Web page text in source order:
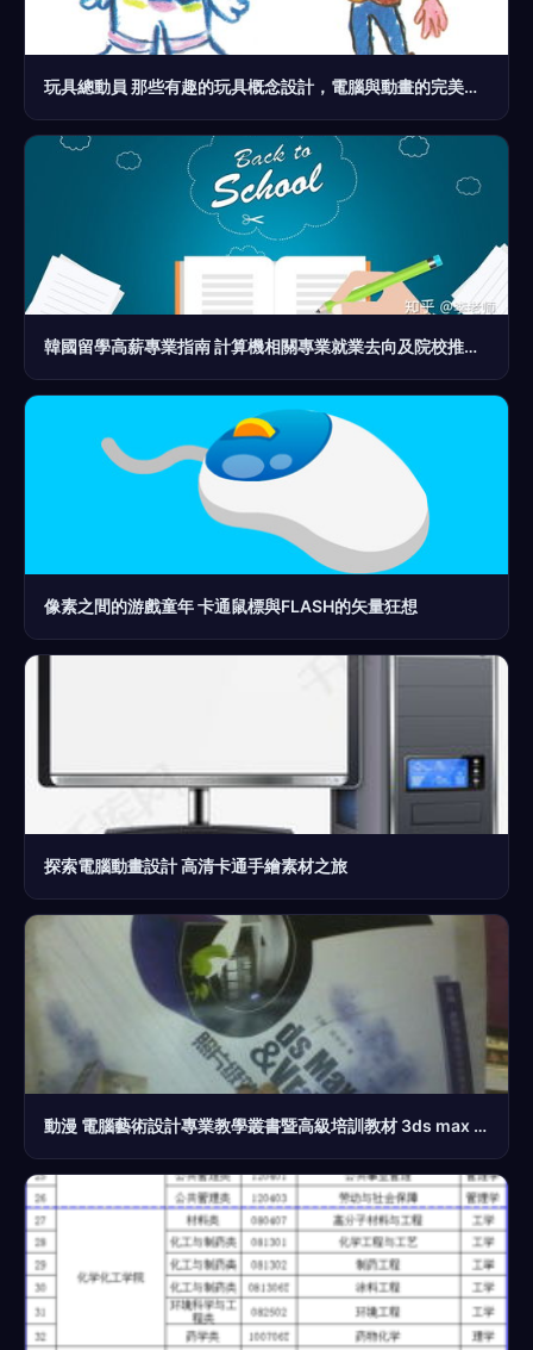
玩具總動員 那些有趣的玩具概念設計，電腦與動畫的完美結合
韓國留學高薪專業指南 計算機相關專業就業去向及院校推薦——以電腦動畫設計為例
像素之間的游戲童年 卡通鼠標與FLASH的矢量狂想
探索電腦動畫設計 高清卡通手繪素材之旅
動漫 電腦藝術設計專業教學叢書暨高級培訓教材 3ds max 2008 vray照片級效果圖實戰 附光盤